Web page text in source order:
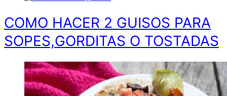
COMO HACER 2 GUISOS PARA
SOPES,GORDITAS O TOSTADAS